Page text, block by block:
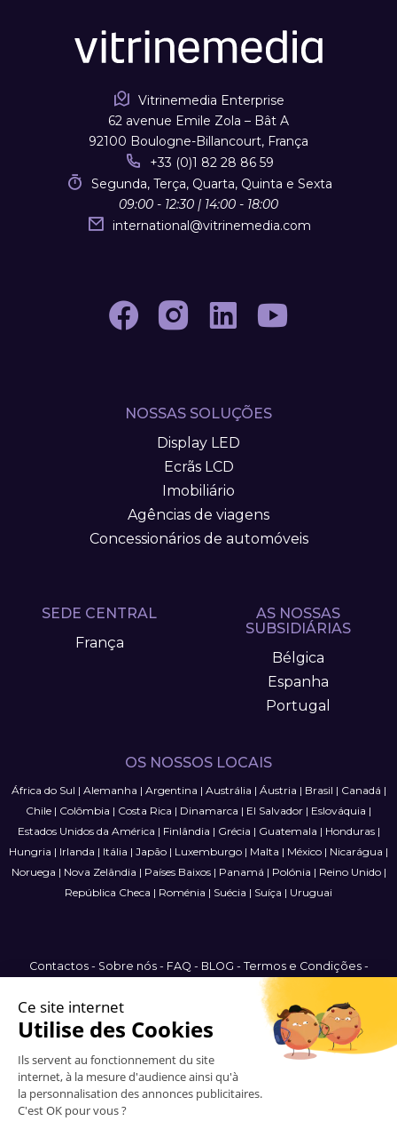
Vitrinemedia Enterprise
62 avenue Emile Zola – Bât A
92100 Boulogne-Billancourt, França
+33 (0)1 82 28 86 59
Segunda, Terça, Quarta, Quinta e Sexta
09:00 - 12:30 | 14:00 - 18:00
international@vitrinemedia.com
NOSSAS SOLUÇÕES
Display LED
Ecrãs LCD
Imobiliário
Agências de viagens
Concessionários de automóveis
SEDE CENTRAL
França
AS NOSSAS
SUBSIDIÁRIAS
Bélgica
Espanha
Portugal
OS NOSSOS LOCAIS
África do Sul | Alemanha | Argentina | Austrália | Áustria | Brasil | Canadá |
Chile | Colômbia | Costa Rica | Dinamarca | El Salvador | Eslováquia |
Estados Unidos da América | Finlândia | Grécia | Guatemala | Honduras|
Hungria | Irlanda | Itália | Japão | Luxemburgo | Malta | México | Nicarágua |
Noruega | Nova Zelândia | Países Baixos| Panamá | Polónia | Reino Unido|
República Checa | Roménia | Suécia | Suíça | Uruguai
Contactos- Sobre nós- FAQ - BLOG - Termos e Condições-
Mapa do Site